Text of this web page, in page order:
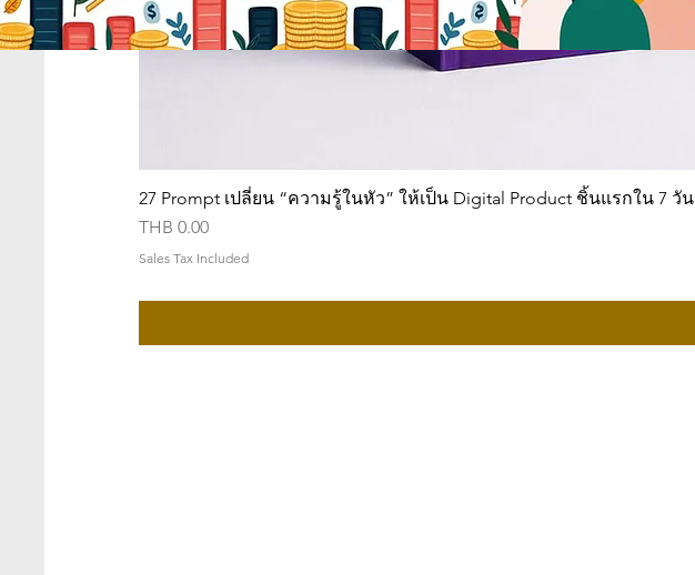
27 Prompt เปลี่ยน “ความรู้ในหัว” ให้เป็น Digital Product ชิ้นแรกใน 7 วัน
Price
THB 0.00
Sales Tax Included